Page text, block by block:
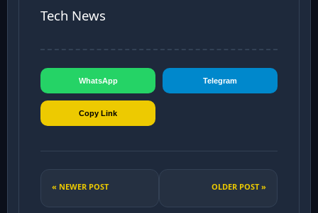
Tech News
WhatsApp Telegram
Copy Link
« NEWER POST OLDER POST »